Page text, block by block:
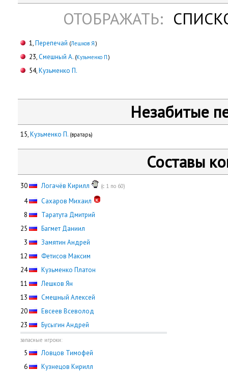
ОТОБРАЖАТЬ:
1,Перепечай (Лешков Я.)
23,Смешный А. (Кузьменко П.)
54,Кузьменко П.
Незабитые
15,Кузьменко П. (вратарь)
Составы
30 Логачёв Кирилл (с 1 по 60)
4
Сахаров Михаил
8
Таратута Дмитрий
25
Багмет Даниил
3
Замятин Андрей
12
Фетисов Максим
24
Кузьменко Платон
11
Лешков Ян
13
Смешный Алексей
20
Евсеев Всеволод
23
Бусыгин Андрей
запасные игроки:
5
Ловцов Тимофей
6
Кузнецов Кирилл